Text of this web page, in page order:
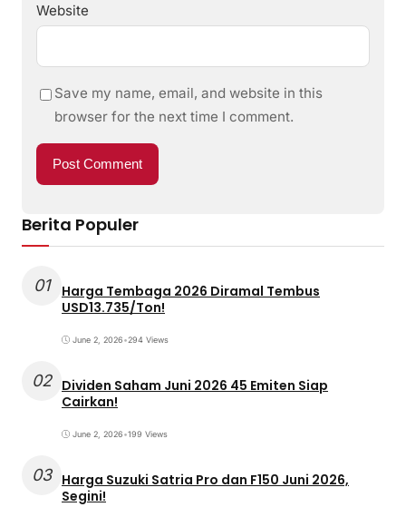
Website
Save my name, email, and website in this
browser for the next time I comment.
Berita Populer
01
Harga Tembaga 2026 Diramal Tembus
USD13.735/Ton!
June 2, 2026•294 Views
02 Dividen Saham Juni 2026 45 Emiten Siap
Cairkan!
June 2, 2026•199 Views
03 Harga Suzuki Satria Pro dan F150 Juni 2026,
Segini!